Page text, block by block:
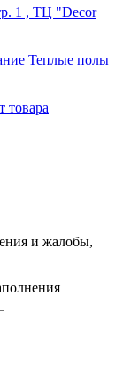
1 , ТЦ "Decor
Теплые полы
товара
и жалобы,